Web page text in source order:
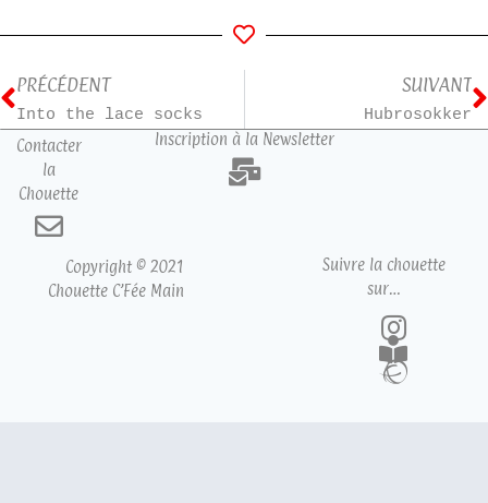
PRÉCÉDENT
Into the lace socks
SUIVANT
Hubrosokker
Contacter
la
Chouette
Inscription à la Newsletter
Copyright © 2021
Chouette C’Fée Main
Suivre la chouette
sur…